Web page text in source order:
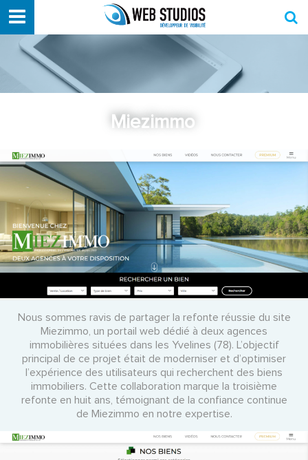
Miezimm
Nous sommes ravis de partager la refonte réussie du site
Miezimmo, un portail web dédié à deux agences
immobilières situées dans les Yvelines (78). L’objectif
principal de ce projet était de moderniser et d’optimiser
l’expérience des utilisateurs qui recherchent des biens
immobiliers. Cette collaboration marque la troisième
refonte en huit ans, témoignant de la confiance continue
de Miezimmo en notre expertise.